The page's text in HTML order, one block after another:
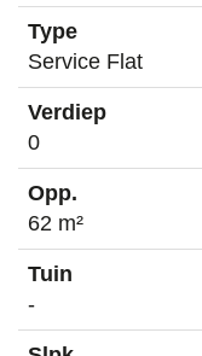
Service Flat
0
62 m²
-